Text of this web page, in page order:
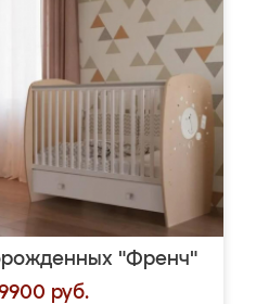
"Френч"
руб.